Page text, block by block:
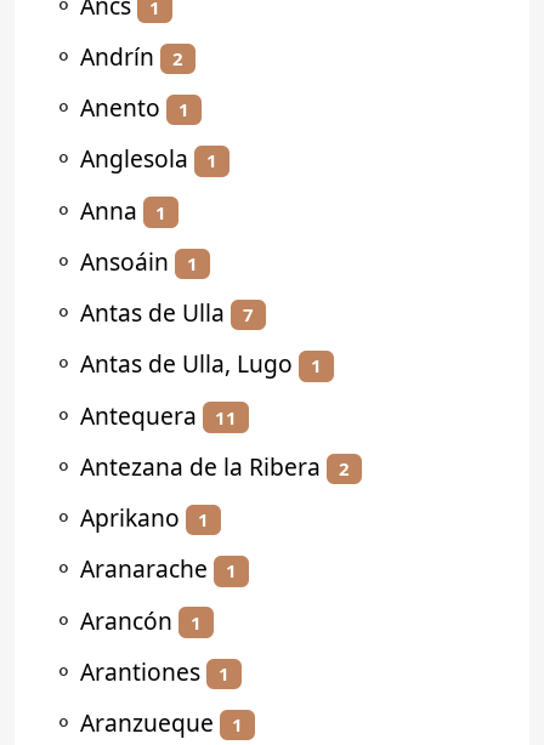
1
⚬ Andrín 2
⚬ Anento 1
⚬ Anglesola 1
⚬ Anna 1
⚬ Ansoáin 1
⚬ Antas de Ulla 7
⚬ Antas de Ulla, Lugo 1
⚬ Antequera 11
⚬ Antezana de la Ribera 2
⚬ Aprikano 1
⚬ Aranarache 1
⚬ Arancón 1
⚬ Arantiones 1
⚬ Aranzueque 1